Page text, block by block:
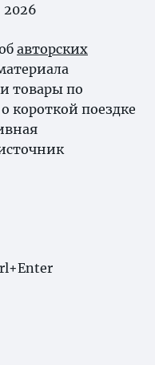
авторских
товары по
короткой поездке